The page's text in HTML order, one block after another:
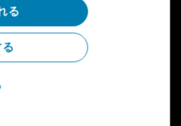
る